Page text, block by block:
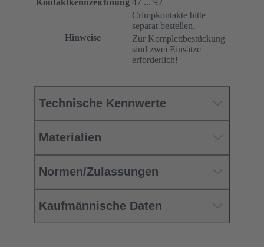
Hinweise
Crimpkontakte bitte
separat bestellen.
Zur Komplettbestückung
sind zwei Einsätze
erforderlich!
Technische Kennwerte
Materialien
Normen/Zulassungen
Kaufmännische Daten